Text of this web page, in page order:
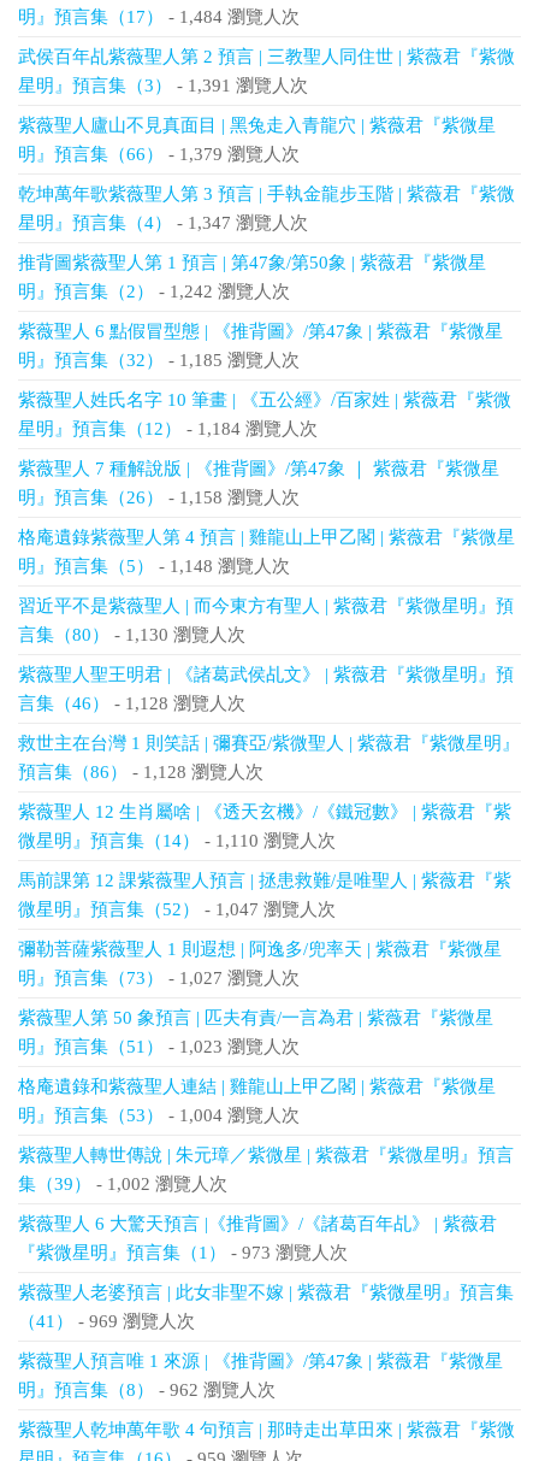
明』預言集（17）
- 1,484 瀏覽人次
武侯百年乩紫薇聖人第 2 預言 | 三教聖人同住世 | 紫薇君『紫微
星明』預言集（3）
- 1,391 瀏覽人次
紫薇聖人廬山不見真面目 | 黑兔走入青龍穴 | 紫薇君『紫微星
明』預言集（66）
- 1,379 瀏覽人次
乾坤萬年歌紫薇聖人第 3 預言 | 手執金龍步玉階 | 紫薇君『紫微
星明』預言集（4）
- 1,347 瀏覽人次
推背圖紫薇聖人第 1 預言 | 第47象/第50象 | 紫薇君『紫微星
明』預言集（2）
- 1,242 瀏覽人次
紫薇聖人 6 點假冒型態 | 《推背圖》/第47象 | 紫薇君『紫微星
明』預言集（32）
- 1,185 瀏覽人次
紫薇聖人姓氏名字 10 筆畫 | 《五公經》/百家姓 | 紫薇君『紫微
星明』預言集（12）
- 1,184 瀏覽人次
紫薇聖人 7 種解說版 | 《推背圖》/第47象 ｜ 紫薇君『紫微星
明』預言集（26）
- 1,158 瀏覽人次
格庵遺錄紫薇聖人第 4 預言 | 雞龍山上甲乙閣 | 紫薇君『紫微星
明』預言集（5）
- 1,148 瀏覽人次
習近平不是紫薇聖人 | 而今東方有聖人 | 紫薇君『紫微星明』預
言集（80）
- 1,130 瀏覽人次
紫薇聖人聖王明君 | 《諸葛武侯乩文》 | 紫薇君『紫微星明』預
言集（46）
- 1,128 瀏覽人次
救世主在台灣 1 則笑話 | 彌賽亞/紫微聖人 | 紫薇君『紫微星明』
預言集（86）
- 1,128 瀏覽人次
紫薇聖人 12 生肖屬啥 | 《透天玄機》/《鐵冠數》 | 紫薇君『紫
微星明』預言集（14）
- 1,110 瀏覽人次
馬前課第 12 課紫薇聖人預言 | 拯患救難/是唯聖人 | 紫薇君『紫
微星明』預言集（52）
- 1,047 瀏覽人次
彌勒菩薩紫薇聖人 1 則遐想 | 阿逸多/兜率天 | 紫薇君『紫微星
明』預言集（73）
- 1,027 瀏覽人次
紫薇聖人第 50 象預言 | 匹夫有責/一言為君 | 紫薇君『紫微星
明』預言集（51）
- 1,023 瀏覽人次
格庵遺錄和紫薇聖人連結 | 雞龍山上甲乙閣 | 紫薇君『紫微星
明』預言集（53）
- 1,004 瀏覽人次
紫薇聖人轉世傳說 | 朱元璋／紫微星 | 紫薇君『紫微星明』預言
集（39）
- 1,002 瀏覽人次
紫薇聖人 6 大驚天預言 |《推背圖》/《諸葛百年乩》 | 紫薇君
『紫微星明』預言集（1）
- 973 瀏覽人次
紫薇聖人老婆預言 | 此女非聖不嫁 | 紫薇君『紫微星明』預言集
（41）
- 969 瀏覽人次
紫薇聖人預言唯 1 來源 | 《推背圖》/第47象 | 紫薇君『紫微星
明』預言集（8）
- 962 瀏覽人次
紫薇聖人乾坤萬年歌 4 句預言 | 那時走出草田來 | 紫薇君『紫微